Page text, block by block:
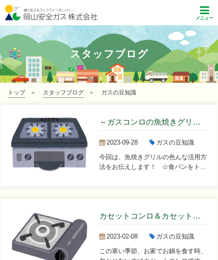
メニュー
スタッフブログ
トップ スタッフブログ ガスの豆知識
～ガスコンロの魚焼きグリルの活用方法～
2023-09-28
ガスの豆知識
今回は、魚焼きグリルの色んな活用方
法をお伝えします！ ☆食パンをトー
カセットコンロ＆カセットボンベの？(・・...
2023-02-08
ガスの豆知識
この寒い季節、お家でお鍋を食す時、